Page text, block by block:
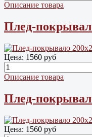
Описание товара
Плед-
Цена: 1560 руб
Описание товара
Плед-
Цена: 1560 руб